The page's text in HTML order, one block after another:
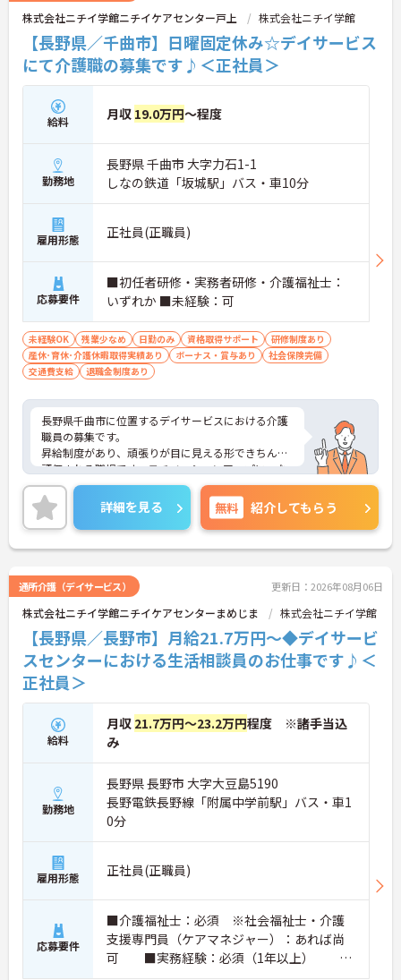
株式会社ニチイ学館ニチイケアセンター戸上 株式会社ニチイ学館
【長野県／千曲市】日曜固定休み☆デイサービス
にて介護職の募集です♪＜正社員＞
給料 月収 19.0万円～程度
勤務地
長野県 千曲市 大字力石1-1
しなの鉄道「坂城駅」バス・車10分
雇用形態 正社員(正職員)
応募要件
■初任者研修・実務者研修・介護福祉士：
いずれか ■未経験：可
未経験OK 残業少なめ 日勤のみ 資格取得サポート
研修制度あり
産休･育休･介護休暇取得実績あり
ボーナス・賞与あり
社会保険完備
交通費支給
退職金制度あり
長野県千曲市に位置するデイサービスにおける介護
職員の募集です。
昇給制度があり、頑張りが目に見える形できちんと
評価される職場です。モチベーションアップにつな
がります。また、利用可能な託児所があり、子育て
世代の方も安心してご勤務いただけます。
ご興味のある方には、面接対策ポイントなど、さら
に詳細をご案内しますのでお気軽にご相談くださ
い！
詳細を見る 無料 紹介してもらう
通所介護（デイサービス） 更新日：2026年08月06日
株式会社ニチイ学館ニチイケアセンターまめじま 株式会社ニチイ学館
【長野県／長野市】月給21.7万円～◆デイサービ
スセンターにおける生活相談員のお仕事です♪＜
正社員＞
給料
月収 21.7万円～23.2万円程度 ※諸手当込
み
勤務地
長野県 長野市 大字大豆島5190
長野電鉄長野線「附属中学前駅」バス・車1
0分
雇用形態 正社員(正職員)
応募要件
■介護福祉士：必須 ※社会福祉士・介護
支援専門員（ケアマネジャー）：あれば尚
可 ■実務経験：必須（1年以上） ※